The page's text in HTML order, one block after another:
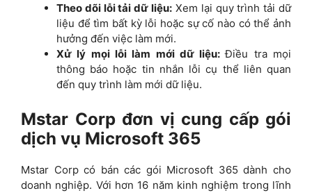
Theo dõi lỗi tải dữ liệu: Xem lại quy trình tải dữ
liệu để tìm bất kỳ lỗi hoặc sự cố nào có thể ảnh
hưởng đến việc làm mới.
Xử lý mọi lỗi làm mới dữ liệu:Điều tra mọi
thông báo hoặc tin nhắn lỗi cụ thể liên quan
đến quy trình làm mới dữ liệu.
Mstar Corp đơn vị cung cấp gói
dịch vụ Microsoft 365
Mstar Corp có bán các gói Microsoft 365 dành cho
doanh nghiệp. Với hơn 16 năm kinh nghiệm trong lĩnh